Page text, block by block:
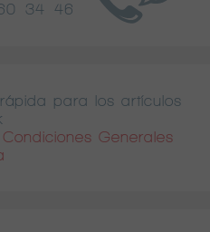
34 46
para los artículos
Generales